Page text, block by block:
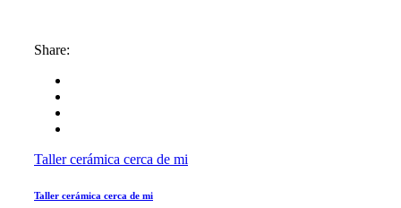
Share:
Taller cerámica cerca de mi
Taller cerámica cerca de mi